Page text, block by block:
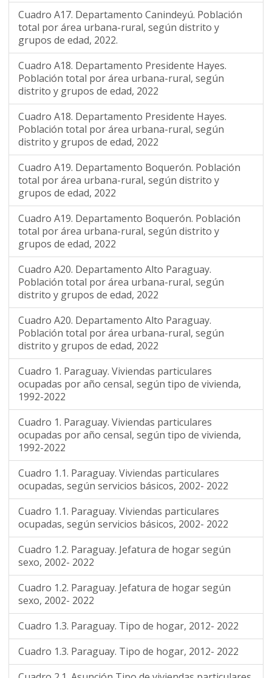
Cuadro A17. Departamento Canindeyú. Población
total por área urbana-rural, según distrito y
grupos de edad, 2022.
Cuadro A18. Departamento Presidente Hayes.
Población total por área urbana-rural, según
distrito y grupos de edad, 2022
Cuadro A18. Departamento Presidente Hayes.
Población total por área urbana-rural, según
distrito y grupos de edad, 2022
Cuadro A19. Departamento Boquerón. Población
total por área urbana-rural, según distrito y
grupos de edad, 2022
Cuadro A19. Departamento Boquerón. Población
total por área urbana-rural, según distrito y
grupos de edad, 2022
Cuadro A20. Departamento Alto Paraguay.
Población total por área urbana-rural, según
distrito y grupos de edad, 2022
Cuadro A20. Departamento Alto Paraguay.
Población total por área urbana-rural, según
distrito y grupos de edad, 2022
Cuadro 1. Paraguay. Viviendas particulares
ocupadas por año censal, según tipo de vivienda,
1992-2022
Cuadro 1. Paraguay. Viviendas particulares
ocupadas por año censal, según tipo de vivienda,
1992-2022
Cuadro 1.1. Paraguay. Viviendas particulares
ocupadas, según servicios básicos, 2002- 2022
Cuadro 1.1. Paraguay. Viviendas particulares
ocupadas, según servicios básicos, 2002- 2022
Cuadro 1.2. Paraguay. Jefatura de hogar según
sexo, 2002- 2022
Cuadro 1.2. Paraguay. Jefatura de hogar según
sexo, 2002- 2022
Cuadro 1.3. Paraguay. Tipo de hogar, 2012- 2022
Cuadro 1.3. Paraguay. Tipo de hogar, 2012- 2022